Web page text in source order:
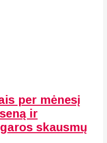
per mėnesį
ir
skausmų